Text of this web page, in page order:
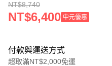
NT$8,740
NT$6,400 中元優惠
付款與運送方式
超取滿NT$2,000免運